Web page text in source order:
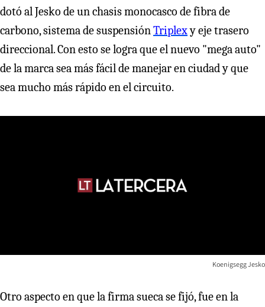
dotó al Jesko de un chasis monocasco de fibra de
carbono, sistema de suspensiónTriplexy eje trasero
direccional. Con esto se logra que el nuevo "mega auto"
de la marca sea más fácil de manejar en ciudad y que
sea mucho más rápido en el circuito.
Koenigsegg Jesko
Otro aspecto en que la firma sueca se fijó, fue en la